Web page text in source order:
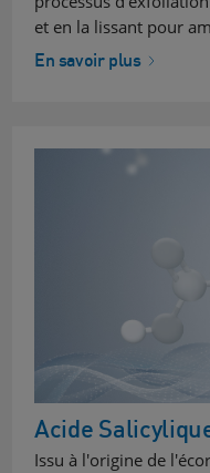
et en la lissant pour
En savoir plus
Acide
Issu à l'origine de